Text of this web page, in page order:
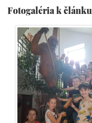
Fotogaléria k článku